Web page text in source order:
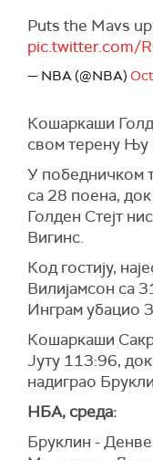
Puts the Mavs
pic.twitter.com/
— NBA (@NBA)
Кошаркаши
свом терену
У победничком
са 28 поена,
Голден Стејт
Вигинс.
Код гостију,
Вилијамсон са
Инграм убацио
Кошаркаши
Јуту 113:96,
надиграо
НБА, среда:
Бруклин -